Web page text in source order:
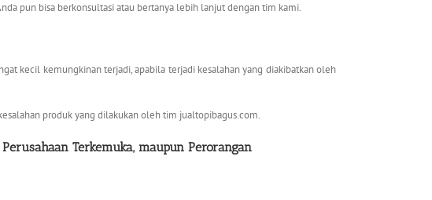
pun bisa berkonsultasi atau bertanya lebih lanjut dengan tim kami.
kecil kemungkinan terjadi, apabila terjadi kesalahan yang diakibatkan oleh
produk yang dilakukan oleh tim jualtopibagus.com.
Perusahaan Terkemuka, maupun Perorangan